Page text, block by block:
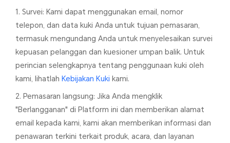
1. Survei: Kami dapat menggunakan email, nomor
telepon, dan data kuki Anda untuk tujuan pemasaran,
termasuk mengundang Anda untuk menyelesaikan survei
kepuasan pelanggan dan kuesioner umpan balik. Untuk
perincian selengkapnya tentang penggunaan kuki oleh
kami, lihatlah Kebijakan Kuki kami.
2. Pemasaran langsung: Jika Anda mengklik
"Berlangganan" di Platform ini dan memberikan alamat
email kepada kami, kami akan memberikan informasi dan
penawaran terkini terkait produk, acara, dan layanan